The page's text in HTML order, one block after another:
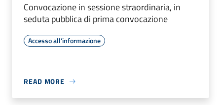
Convocazione in sessione straordinaria, in
seduta pubblica di prima convocazione
Accesso all'informazione
READ MORE